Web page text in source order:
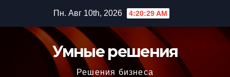
содержимому
Пн. Авг 10th, 2026 4:20:30 AM
Умные решения
Решения бизнеса